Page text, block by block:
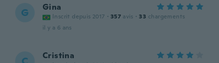
G Gina
Inscrit depuis 2017 · 357 avis · 33 chargements
il y a 6 ans
Cristina